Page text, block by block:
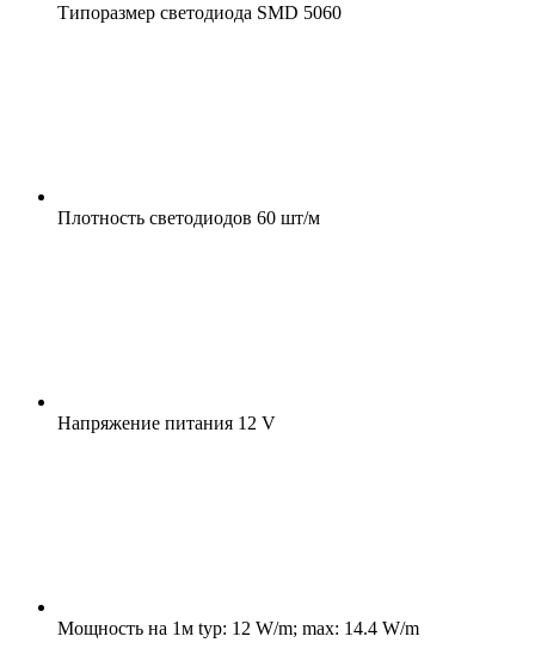
Типоразмер светодиода SMD 5060
Плотность светодиодов 60 шт/м
Напряжение питания 12 V
Мощность на 1м typ: 12 W/m; max: 14.4 W/m